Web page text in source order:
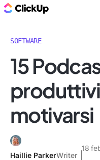
SOFTWARE
15
motivarsi
Haillie ParkerWriter
18